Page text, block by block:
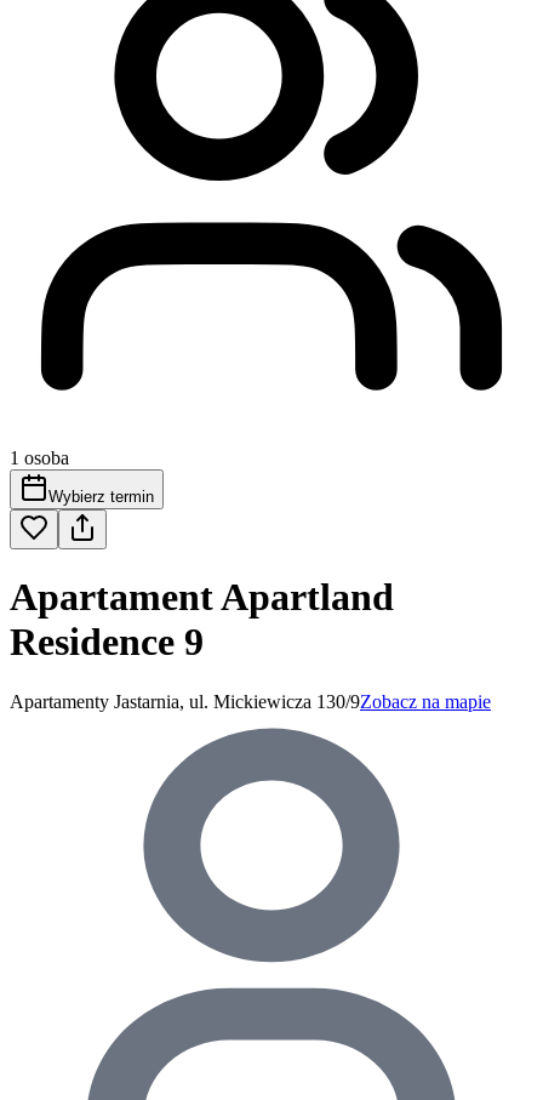
1 osoba
Wybierz termin
Apartament Apartland
Residence 9
Apartamenty Jastarnia, ul. Mickiewicza 130/9Zobacz na mapie